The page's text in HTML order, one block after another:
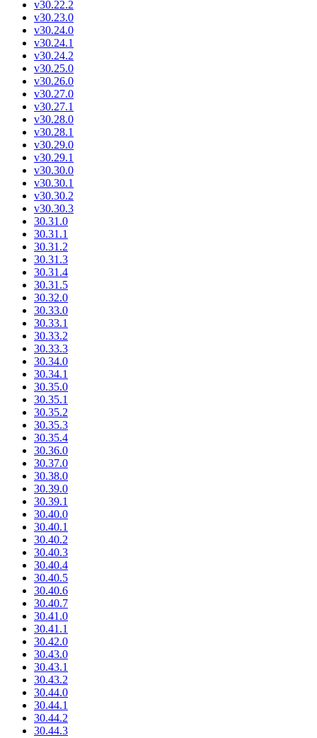
v30.22.2
v30.23.0
v30.24.0
v30.24.1
v30.24.2
v30.25.0
v30.26.0
v30.27.0
v30.27.1
v30.28.0
v30.28.1
v30.29.0
v30.29.1
v30.30.0
v30.30.1
v30.30.2
v30.30.3
30.31.0
30.31.1
30.31.2
30.31.3
30.31.4
30.31.5
30.32.0
30.33.0
30.33.1
30.33.2
30.33.3
30.34.0
30.34.1
30.35.0
30.35.1
30.35.2
30.35.3
30.35.4
30.36.0
30.37.0
30.38.0
30.39.0
30.39.1
30.40.0
30.40.1
30.40.2
30.40.3
30.40.4
30.40.5
30.40.6
30.40.7
30.41.0
30.41.1
30.42.0
30.43.0
30.43.1
30.43.2
30.44.0
30.44.1
30.44.2
30.44.3